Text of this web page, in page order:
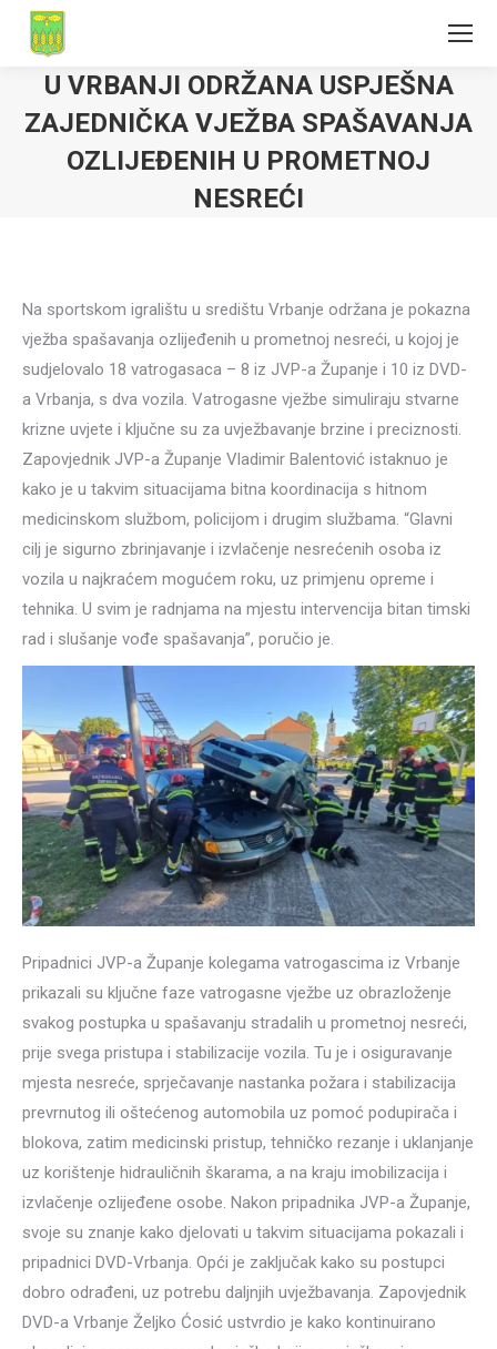
U VRBANJI ODRŽANA USPJEŠNA
ZAJEDNIČKA VJEŽBA SPAŠAVANJA
OZLIJEĐENIH U PROMETNOJ
NESREĆI
Na sportskom igralištu u središtu Vrbanje održana je pokazna
vježba spašavanja ozlijeđenih u prometnoj nesreći, u kojoj je
sudjelovalo 18 vatrogasaca – 8 iz JVP-a Županje i 10 iz DVD-
a Vrbanja, s dva vozila. Vatrogasne vježbe simuliraju stvarne
krizne uvjete i ključne su za uvježbavanje brzine i preciznosti.
Zapovjednik JVP-a Županje Vladimir Balentović istaknuo je
kako je u takvim situacijama bitna koordinacija s hitnom
medicinskom službom, policijom i drugim službama. “Glavni
cilj je sigurno zbrinjavanje i izvlačenje nesrećenih osoba iz
vozila u najkraćem mogućem roku, uz primjenu opreme i
tehnika. U svim je radnjama na mjestu intervencija bitan timski
rad i slušanje vođe spašavanja”, poručio je.
Pripadnici JVP-a Županje kolegama vatrogascima iz Vrbanje
prikazali su ključne faze vatrogasne vježbe uz obrazloženje
svakog postupka u spašavanju stradalih u prometnoj nesreći,
prije svega pristupa i stabilizacije vozila. Tu je i osiguravanje
mjesta nesreće, sprječavanje nastanka požara i stabilizacija
prevrnutog ili oštećenog automobila uz pomoć podupirača i
blokova, zatim medicinski pristup, tehničko rezanje i uklanjanje
uz korištenje hidrauličnih škarama, a na kraju imobilizacija i
izvlačenje ozlijeđene osobe. Nakon pripadnika JVP-a Županje,
svoje su znanje kako djelovati u takvim situacijama pokazali i
pripadnici DVD-Vrbanja. Opći je zaključak kako su postupci
dobro odrađeni, uz potrebu daljnjih uvježbavanja. Zapovjednik
DVD-a Vrbanje Željko Ćosić ustvrdio je kako kontinuirano